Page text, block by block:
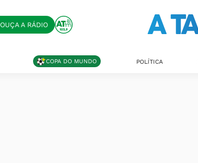
OUÇA A RÁDIO
COPA DO MUNDO POLÍTICA